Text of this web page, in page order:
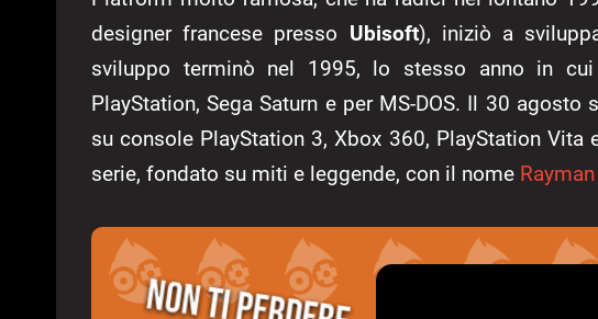
designer francese presso Ubisoft), iniziò a
sviluppo terminò nel 1995, lo stesso anno in
PlayStation, Sega Saturn e per MS-DOS. Il 30
su console PlayStation 3, Xbox 360, PlayStation
serie, fondato su miti e leggende, con il nome